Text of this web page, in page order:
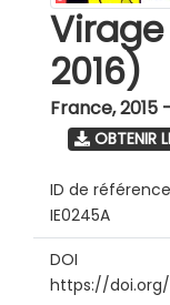
Virage
2016)
France,2015
OBTENIR
ID de référence
IE0245A
DOI
https://doi.org/